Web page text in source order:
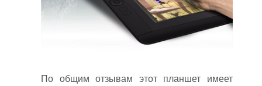
По общим отзывам этот планшет имеет